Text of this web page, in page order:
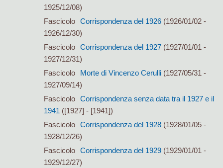
1925/12/08)
Fascicolo
Corrispondenza del 1926(1926/01/02 -
1926/12/30)
Fascicolo
Corrispondenza del 1927(1927/01/01 -
1927/12/31)
Fascicolo
Morte di Vincenzo Cerulli(1927/05/31 -
1927/09/14)
Fascicolo
Corrispondenza senza data tra il 1927 e il
1941 ([1927] - [1941])
Fascicolo
Corrispondenza del 1928(1928/01/05 -
1928/12/26)
Fascicolo
Corrispondenza del 1929(1929/01/01 -
1929/12/27)